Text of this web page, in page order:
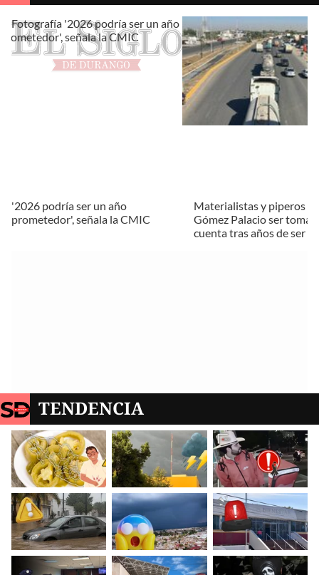
'2026 podría ser un año
prometedor', señala la CMIC
Materialistas y piperos
Gómez Palacio ser
cuenta tras años de ser
TENDENCIA